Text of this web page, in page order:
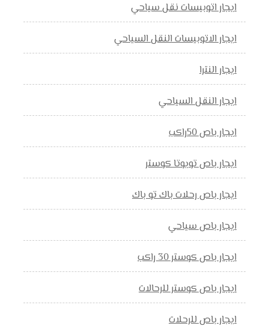
ايجار اتوبيسات نقل سياحي
ايجار الاتوبيسات النقل السياحي
ايجار النترا
ايجار النقل السياحي
ايجار باص 50راكب
ايجار باص تويوتا كوستر
ايجار باص رحلات باك تو باك
ايجار باص سياحي
ايجار باص كوستر 30 راكب
ايجار باص كوستر للرحالات
ايجار باص للرحلات